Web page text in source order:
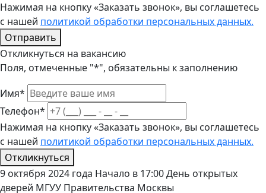
Нажимая на кнопку «Заказать звонок», вы соглашетесь
с нашей политикой обработки персональных данных.
Отправить
Откликнуться на вакансию
Поля, отмеченные "*", обязательны к заполнению
Имя*
Телефон*
Нажимая на кнопку «Заказать звонок», вы соглашетесь
с нашей политикой обработки персональных данных.
Откликнуться
9 октября 2024 года Начало в 17:00 День открытых
дверей МГУУ Правительства Москвы